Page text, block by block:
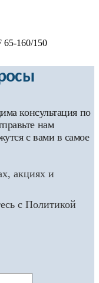
160/150
консультация по
нам
с вами в самое
акциях и
с Политикой